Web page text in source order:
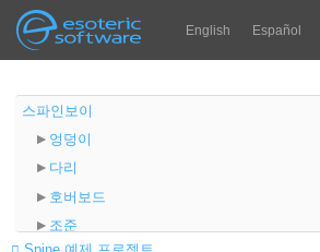
Esoteric Software
Navigation English Español
홈
블로그
포럼
Spine
런타임
Main Content
스파인보이
엉덩이
다리
호버보드
조준
Error: Assets could not be loaded.
{"/files/examples/4.2/spineboy/export/
load JSON /files/examples/4.2/spineboy/
status 429, <html>\r\n<head><title>429